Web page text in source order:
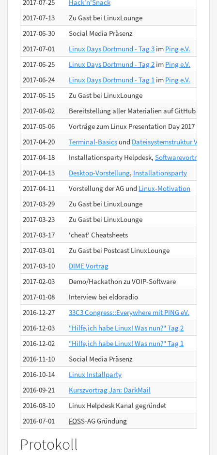
2017-07-25
Hack'n'Snack
2017-07-13
Zu Gast bei LinuxLounge
2017-06-30
Social Media Präsenz
2017-07-01
Linux Days Dortmund - Tag 3 im Ping e.V.
2017-06-25
Linux Days Dortmund - Tag 2 im Ping e.V.
2017-06-24
Linux Days Dortmund - Tag 1 im Ping e.V.
2017-06-15
Zu Gast bei LinuxLounge
2017-06-02
Bereitstellung aller Materialien auf GitHub
2017-05-06
Vorträge zum Linux Presentation Day 2017
2017-04-20
Terminal-Basics und Dateisystemstruktur Vortrag
2017-04-18
Installationsparty Helpdesk, Softwarevortrag
2017-04-13
Desktop-Vorstellung, Installationsparty
2017-04-11
Vorstellung der AG und Linux-Motivation
2017-03-29
Zu Gast bei LinuxLounge
2017-03-23
Zu Gast bei LinuxLounge
2017-03-17
'cheat' Cheatsheets
2017-03-01
Zu Gast bei Postcast LinuxLounge
2017-03-10
DIME Vortrag
2017-02-03
Demo/Hackathon zu VOIP-Software
2017-01-08
Interview bei eldoradio
2016-12-27
33C3 Congress::Everywhere mit PING eV.
2016-12-03
"Hilfe,ich habe Linux! Was nun?" Tag 2
2016-12-02
"Hilfe,ich habe Linux! Was nun?" Tag 1
2016-11-10
Social Media Präsenz
2016-10-14
Linux Installparty
2016-09-21
Kurszvortrag Jan: DarkMail
2016-08-10
Linux Helpdesk Kanal gegründet
2016-07-01
FOSS-AG Gründung
Protokoll